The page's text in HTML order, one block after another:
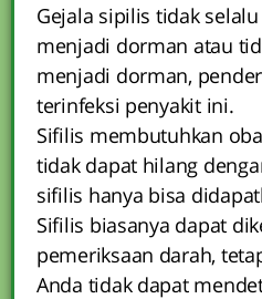
Gejala sipilis tidak
menjadi dorman atau
menjadi dorman,
terinfeksi penyakit ini.
Sifilis membutuhkan
tidak dapat hilang
sifilis hanya bisa
Sifilis biasanya dapat
pemeriksaan darah,
Anda tidak dapat